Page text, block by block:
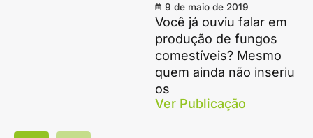
9 de maio de 2019
Você já ouviu falar em
produção de fungos
comestíveis? Mesmo
quem ainda não inseriu
os
Ver Publicação